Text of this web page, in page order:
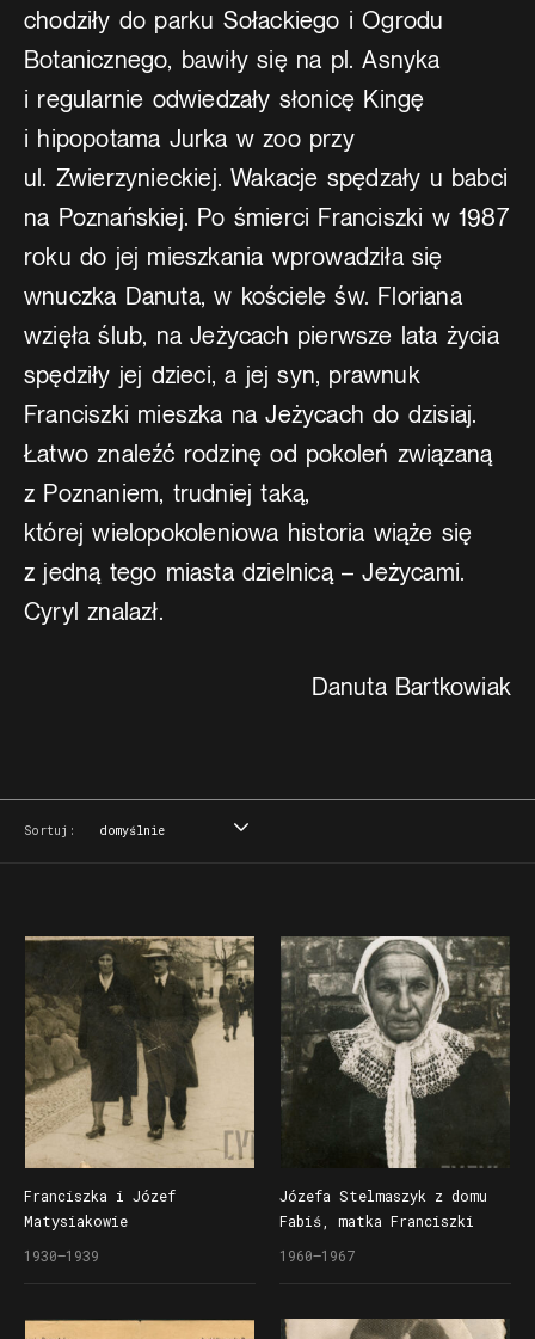
chodziły do parku Sołackiego i Ogrodu
Botanicznego, bawiły się na pl. Asnyka
i regularnie odwiedzały słonicę Kingę
i hipopotama Jurka w zoo przy
ul. Zwierzynieckiej. Wakacje spędzały u babci
na Poznańskiej. Po śmierci Franciszki w 1987
roku do jej mieszkania wprowadziła się
wnuczka Danuta, w kościele św. Floriana
wzięła ślub, na Jeżycach pierwsze lata życia
spędziły jej dzieci, a jej syn, prawnuk
Franciszki mieszka na Jeżycach do dzisiaj.
Łatwo znaleźć rodzinę od pokoleń związaną
z Poznaniem, trudniej taką,
której wielopokoleniowa historia wiąże się
z jedną tego miasta dzielnicą – Jeżycami.
Cyryl znalazł.
Danuta Bartkowiak
Sortuj:
domyślnie
Franciszka i Józef
Matysiakowie
1930–1939
Józefa Stelmaszyk z domu
Fabiś, matka Franciszki
Matysiak
1960–1967